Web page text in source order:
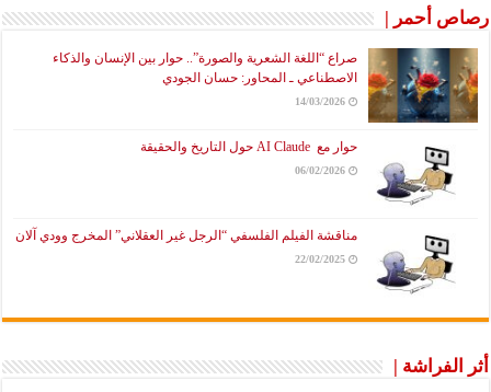
رصاص أحمر |
صراع “اللغة الشعرية والصورة”.. حوار بين الإنسان والذكاء
الاصطناعي ـ المحاور: حسان الجودي
14/03/2026
حوار مع AI Claude حول التاريخ والحقيقة
06/02/2026
مناقشة الفيلم الفلسفي “الرجل غير العقلاني” المخرج وودي آلان
22/02/2025
أثر الفراشة |